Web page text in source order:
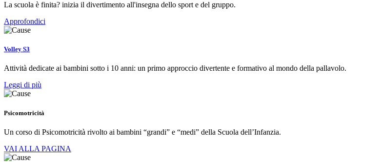
La scuola è finita? inizia il divertimento all'insegna dello sport e del gruppo.
Approfondici
Volley S3
Attività dedicate ai bambini sotto i 10 anni: un primo approccio divertente e formativo al mondo della pallavolo.
Leggi di più
Psicomotricità
Un corso di Psicomotricità rivolto ai bambini “grandi” e “medi” della Scuola dell’Infanzia.
VAI ALLA PAGINA